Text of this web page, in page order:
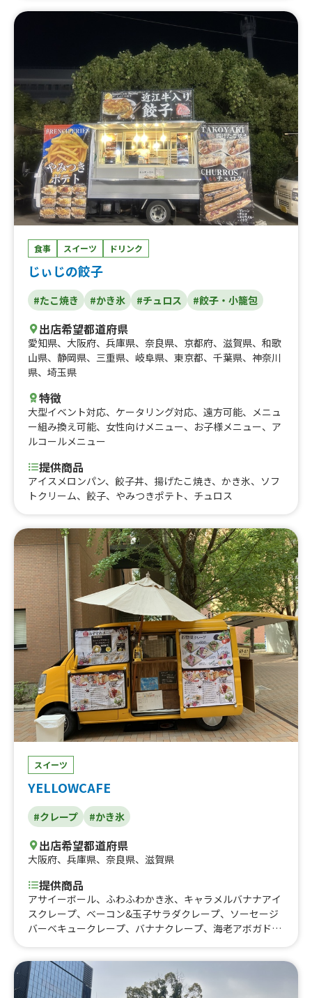
ガーリックシュリンプ、ガーリックシュリンプ(ライス
無）、ロコモコ、ロコモコランチ、ガーリックシュリンプ
とモチコチキン（唐揚げ）のコンボ、モチコチキン(ハワ
イアン唐揚げ)、唐揚げ、コナビール、マラサダフルーツブ
ルーベリー、マラサダフルーツ、ワンランク上のプレミア
ムかき氷、焼きそば(お祭り）、ぼっかけ（牛すじ肉とこ
んにゃくを甘辛く煮込んだもの）トッピング、焼きそば大
盛（お祭り）、ぼっかけ焼きそば（お祭り）、ぼっかけ焼
きそば大盛（お祭り）、ソース焼きそば、ソース焼きそば
大盛、ぼっかけ焼きそば、ぼっかけ焼きそば大盛、昔なが
らのソース焼きそば（麺大盛無料）、ぼっかけ焼きそば
学生ランチ用(麵大盛無料）、焼きそば 学生ランチ用、
シーフード焼きそば、昔ながらのソース焼きそば(みたら
し団子2本付き）、昔ながらのソース焼きそば大盛（みた
らし団子2本付き）、ぼっかけ焼きそば（みたらし団子2本
付き）、昔ながらのみたらし団子（2本）、昔ながらのみ
たらし団子4本入り、昔ながらのみたらし団子きな粉付き2
本入り。、昔ながらのみたらし団子きな粉付き4本入り、
昔ながらのみたらし団子4本入り、餅いなり、トルネード
ポテト スモールサイズ、トルネードポテト レギュラーサ
イズ、トルネードポテト ラージサイズ、さつまいもステ
ーりチーズポテト、ソフトクリーム、から揚げ丼(モチコ
チキン）、ワンランク上のプレミアムかき氷 ラージサイ
ズ、みるきーさつまいもかき氷、冬でも食べたいさつまい
もかき氷、焼き芋ブリュレ（アイス付き）、焼き芋ブリュ
うどん、ぼっかけ焼きそば(SCREEN)、大学いも風かき
氷、ソフトドリンク、オーガニックレモネード、スパイシ
ーカレーパン、ハワイアンドライカレー、ほっとワイン、
カフェモカ、カフェラテ
食事 スイーツ ドリンク
じぃじの餃子
#たこ焼き #かき氷 #チュロス #餃子・小籠包
出店希望都道府県
愛知県、 大阪府、 兵庫県、 奈良県、 京都府、 滋賀県、 和歌
山県、 静岡県、 三重県、 岐阜県、 東京都、 千葉県、 神奈川
県、 埼玉県
特徴
大型イベント対応、 ケータリング対応、 遠方可能、
メニュ
ー組み換え可能、 女性向けメニュー、 お子様メニュー、 ア
ルコールメニュー
提供商品
アイスメロンパン、餃子丼、揚げたこ焼き、かき氷、ソフ
トクリーム、餃子、やみつきポテト、チュロス
スイーツ
YELLOWCAFE
#クレープ #かき氷
出店希望都道府県
大阪府、 兵庫県、 奈良県、 滋賀県
提供商品
アサイーボール、ふわふわかき氷、キャラメルバナナアイ
スクレープ、ベーコン&玉子サラダクレープ、ソーセージ
バーベキュークレープ、バナナクレープ、海老アボガドチ
氷